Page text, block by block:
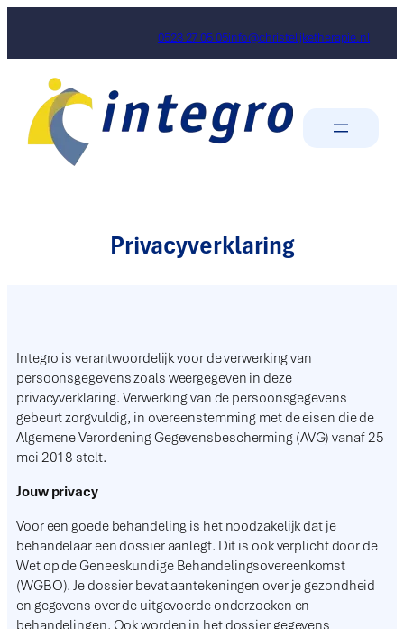
0523 27 05 05info@christelijketherapie.nl
Privacyverklaring
Integro is verantwoordelijk voor de verwerking van
persoonsgegevens zoals weergegeven in deze
privacyverklaring. Verwerking van de persoonsgegevens
gebeurt zorgvuldig, in overeenstemming met de eisen die de
Algemene Verordening Gegevensbescherming (AVG) vanaf 25
mei 2018 stelt.
Jouw privacy
Voor een goede behandeling is het noodzakelijk dat je
behandelaar een dossier aanlegt. Dit is ook verplicht door de
Wet op de Geneeskundige Behandelingsovereenkomst
(WGBO). Je dossier bevat aantekeningen over je gezondheid
en gegevens over de uitgevoerde onderzoeken en